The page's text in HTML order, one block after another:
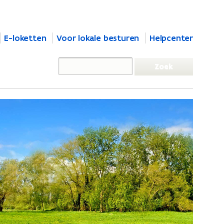
E-loketten Voor lokale besturen Helpcenter